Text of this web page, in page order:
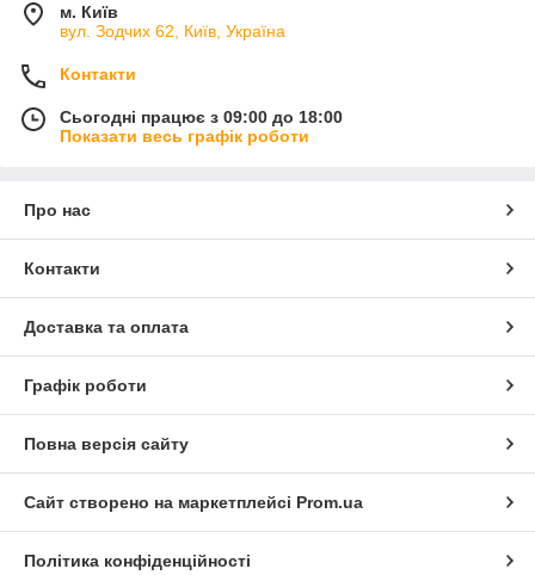
м. Київ
вул. Зодчих 62, Київ, Україна
Контакти
Сьогодні працює з 09:00 до 18:00
Показати весь графік роботи
Про нас
Контакти
Доставка та оплата
Графік роботи
Повна версія сайту
Сайт створено на маркетплейсі Prom.ua
Політика конфіденційності